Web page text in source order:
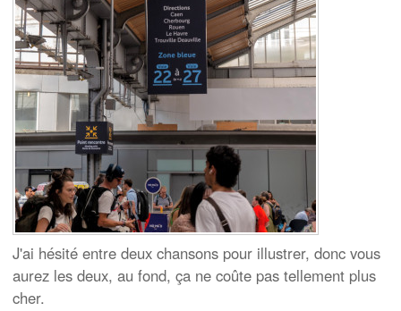
J'ai hésité entre deux chansons pour illustrer, donc vous
aurez les deux, au fond, ça ne coûte pas tellement plus
cher.